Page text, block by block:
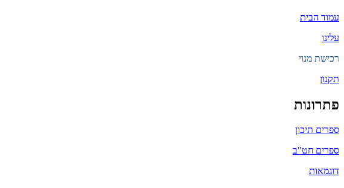
עמוד הבית
עלינו
רכישת מנוי
תקנון
פתרונות
ספרים תיכון
ספרים חט"ב
דוגמאות